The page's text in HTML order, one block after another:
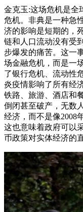
金克玉:这场危机是全
危机。非典是一种急
济的影响是短期的，
链和人口流动没有受
步爆发的痛苦。这一
场金融危机，而是一
了银行危机、流动性
炎疫情影响了所有经
铁路、旅游、酒店和
倒闭甚至破产，无数
经济，而不是像2008
这也意味着政府可以
币政策对实体经济的